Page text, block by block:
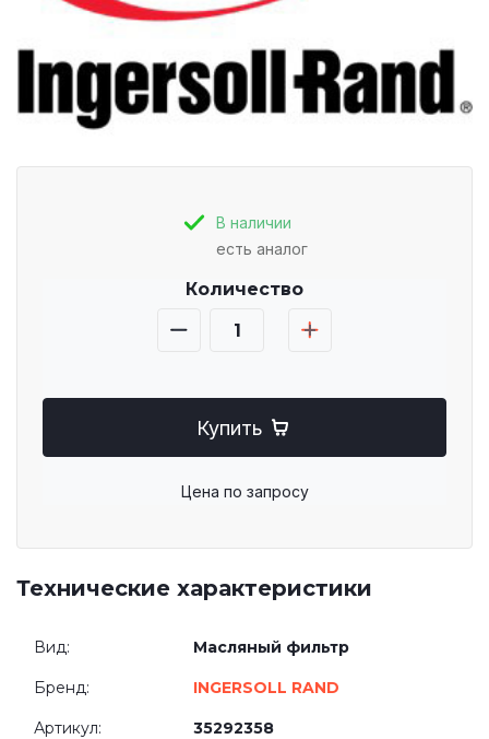
В наличии
есть аналог
Количество
Купить
Цена по запросу
Технические характеристики
Вид: Масляный фильтр
Бренд: INGERSOLL RAND
Артикул: 35292358